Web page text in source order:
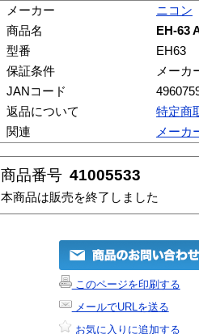
メーカー
ニコン
商品名
EH-63
型番
EH63
保証条件
メーカ
JANコード
返品について
特定商
関連
メーカ
商品番号 41005533
本商品は販売を終了しました
このページを印刷する
メールでURLを送る
お気に入りに追加する